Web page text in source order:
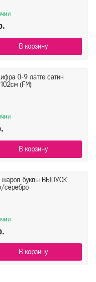
В корзину
0-9 латте сатин
(FM)
В корзину
шаров буквы ВЫПУСК
серебро
В корзину